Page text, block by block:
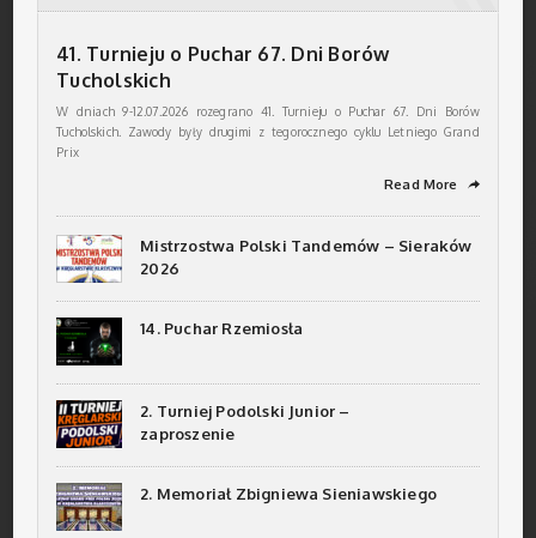
41. Turnieju o Puchar 67. Dni Borów
Tucholskich
W dniach 9-12.07.2026 rozegrano 41. Turnieju o Puchar 67. Dni Borów
Tucholskich. Zawody były drugimi z tegorocznego cyklu Letniego Grand
Prix
Read More ➦
Mistrzostwa Polski Tandemów – Sieraków
2026
14. Puchar Rzemiosła
2. Turniej Podolski Junior –
zaproszenie
2. Memoriał Zbigniewa Sieniawskiego